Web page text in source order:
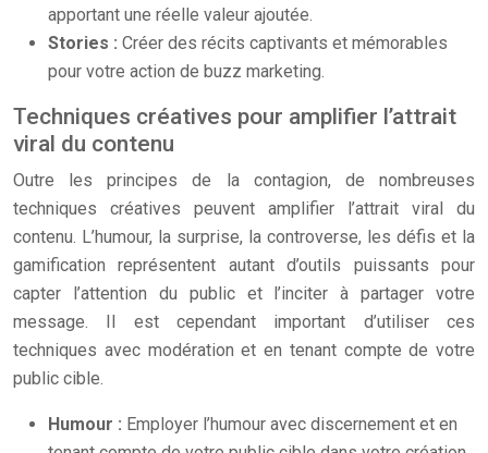
apportant une réelle valeur ajoutée.
Stories : Créer des récits captivants et mémorables
pour votre action de buzz marketing.
Techniques créatives pour amplifier l’attrait
viral du contenu
Outre les principes de la contagion, de nombreuses
techniques créatives peuvent amplifier l’attrait viral du
contenu. L’humour, la surprise, la controverse, les défis et la
gamification représentent autant d’outils puissants pour
capter l’attention du public et l’inciter à partager votre
message. Il est cependant important d’utiliser ces
techniques avec modération et en tenant compte de votre
public cible.
Humour : Employer l’humour avec discernement et en